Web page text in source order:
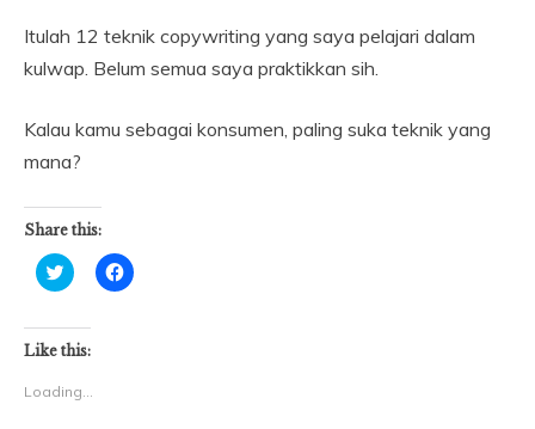
Itulah 12 teknik copywriting yang saya pelajari dalam
kulwap. Belum semua saya praktikkan sih.
Kalau kamu sebagai konsumen, paling suka teknik yang
mana?
Share this:
Click
to
Twitter
(Opens
in
window)
Click
to
Like this:
Loading...